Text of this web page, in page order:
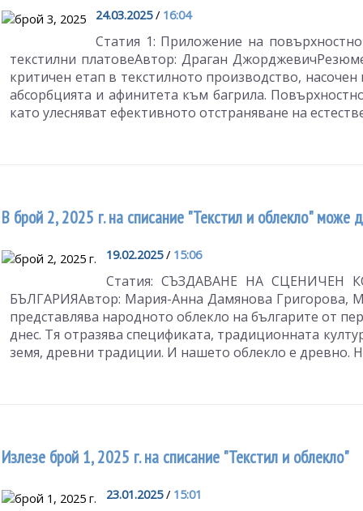
24.03.2025/ 16:04
Статия 1: Приложение на
текстилни платовеАвтор: Драган
критичен етап в текстилното производство,
абсорбцията и афинитета към багрила.
като улесняват ефективното отстраняване на
В брой 2, 2025 г. на списание "Текстил и облекло" може
19.02.2025/ 15:06
Статия: СЪЗДАВАНЕ НА
БЪЛГАРИЯАвтор: Мария-Анна Дамянова Григорова,
представлява народното облекло на българите от
днес. Тя отразява спецификата, традиционната
земя, древни традиции. И нашето облекло е древно.
Излезе брой 1, 2025 г. на списание "Текстил и облекло"
23.01.2025/ 15:01